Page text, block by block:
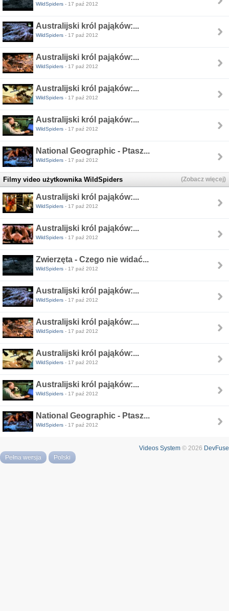
WildSpiders - 17 paź 2012
Australijski król pająków:...
WildSpiders - 17 paź 2012
Australijski król pająków:...
WildSpiders - 17 paź 2012
Australijski król pająków:...
WildSpiders - 17 paź 2012
Australijski król pająków:...
WildSpiders - 17 paź 2012
National Geographic - Ptasz...
WildSpiders - 17 paź 2012
Filmy video użytkownika WildSpiders (Zobacz więcej)
Australijski król pająków:...
WildSpiders - 17 paź 2012
Australijski król pająków:...
WildSpiders - 17 paź 2012
Zwierzęta - Czego nie widać...
WildSpiders - 17 paź 2012
Australijski król pająków:...
WildSpiders - 17 paź 2012
Australijski król pająków:...
WildSpiders - 17 paź 2012
Australijski król pająków:...
WildSpiders - 17 paź 2012
Australijski król pająków:...
WildSpiders - 17 paź 2012
National Geographic - Ptasz...
WildSpiders - 17 paź 2012
Videos System © 2026 DevFuse
Pełna wersja Polski